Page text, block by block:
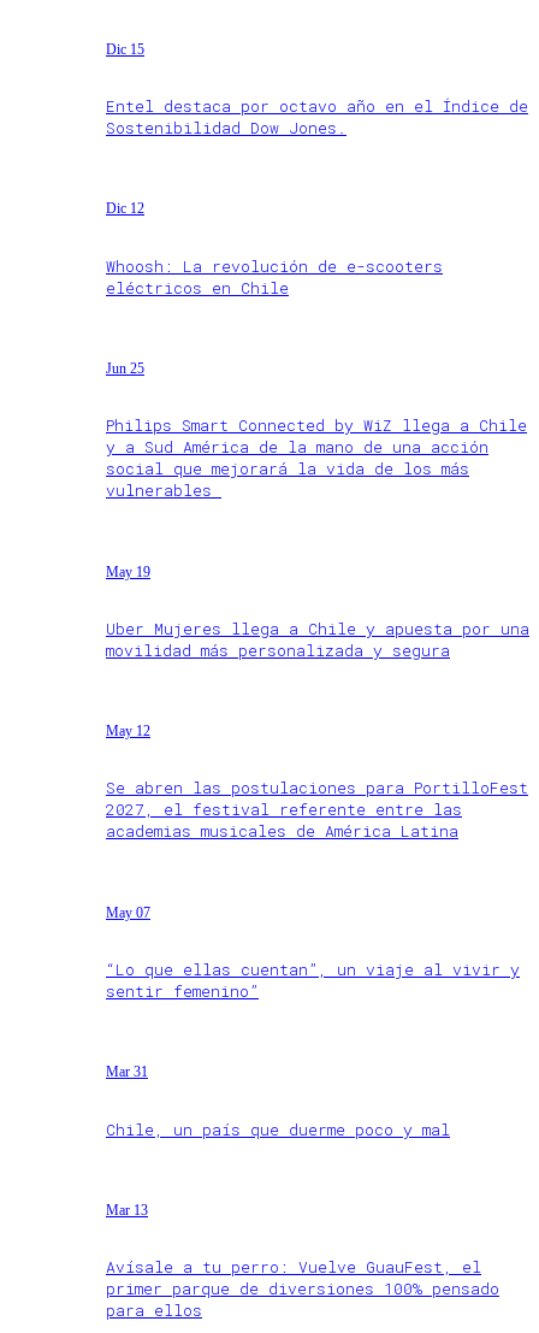
Dic 15
Entel destaca por octavo año en el Índice de
Sostenibilidad Dow Jones.
Dic 12
Whoosh: La revolución de e-scooters
eléctricos en Chile
Jun 25
Philips Smart Connected by WiZ llega a Chile
y a Sud América de la mano de una acción
social que mejorará la vida de los más
vulnerables
May 19
Uber Mujeres llega a Chile y apuesta por una
movilidad más personalizada y segura
May 12
Se abren las postulaciones para PortilloFest
2027, el festival referente entre las
academias musicales de América Latina
May 07
“Lo que ellas cuentan”, un viaje al vivir y
sentir femenino”
Mar 31
Chile, un país que duerme poco y mal
Mar 13
Avísale a tu perro: Vuelve GuauFest, el
primer parque de diversiones 100% pensado
para ellos